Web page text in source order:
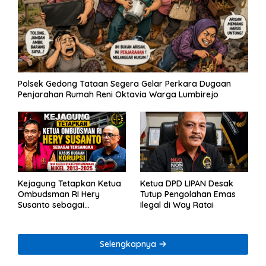
Polsek Gedong Tataan Segera Gelar Perkara Dugaan
Penjarahan Rumah Reni Oktavia Warga Lumbirejo
Kejagung Tetapkan Ketua
Ombudsman RI Hery
Susanto sebagai
Tambang Nikel
Ketua DPD LIPAN Desak
Tutup Pengolahan Emas
Ilegal di Way Ratai
Selengkapnya